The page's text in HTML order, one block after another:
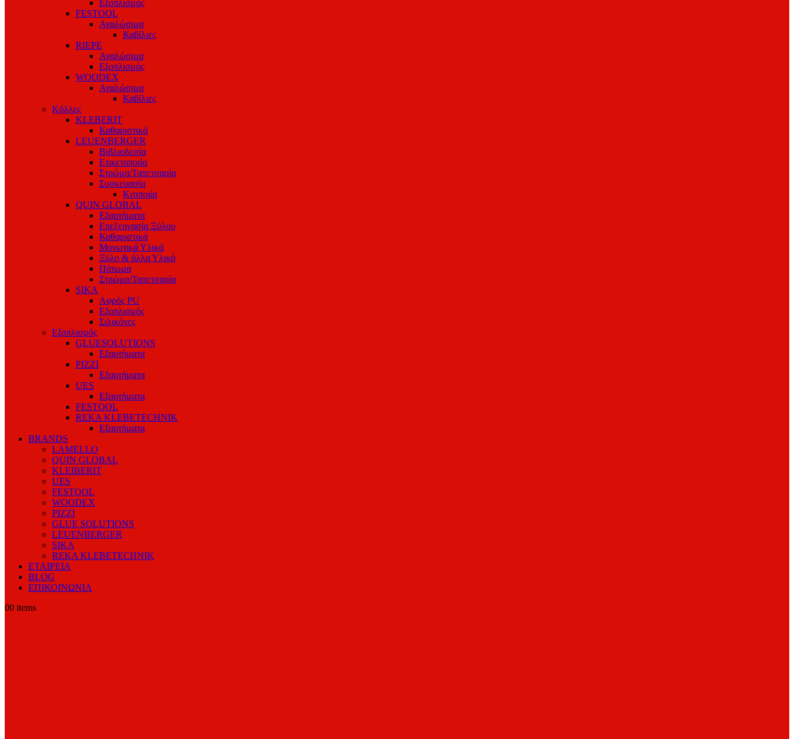
Εξοπλισμός
FESTOOL
Αναλώσιμα
Καβίλιες
RIEPE
Αναλώσιμα
Εξοπλισμός
WOODEX
Αναλώσιμα
Καβίλιες
Κόλλες
KLEBERIT
Καθαριστικά
LEUENBERGER
Βιβλιοδεσία
Ετικετοποιία
Στρώμα/Ταπετσαρία
Συσκευασία
Κιτιποιία
QUIN GLOBAL
Εξαρτήματα
Επεξεργασία Ξύλου
Καθαριστικά
Μονωτικά Υλικά
Ξύλο & άλλα Υλικά
Πάτωμα
Στρώμα/Ταπετσαρία
SIKA
Αφρός PU
Εξοπλισμός
Σιλικόνες
Εξοπλισμός
GLUESOLUTIONS
Εξαρτήματα
PIZZI
Εξαρτήματα
UES
Εξαρτήματα
FESTOOL
REKA KLEBETECHNIK
Εξαρτήματα
BRANDS
LAMELLO
QUIN GLOBAL
KLEIBERIT
UES
FESTOOL
WOODEX
PIZZI
GLUE SOLUTIONS
LEUENBERGER
SIKA
REKA KLEBETECHNIK
ΕΤΑΙΡΕΙΑ
BLOG
ΕΠΙΚΟΙΝΩΝΙΑ
00 items